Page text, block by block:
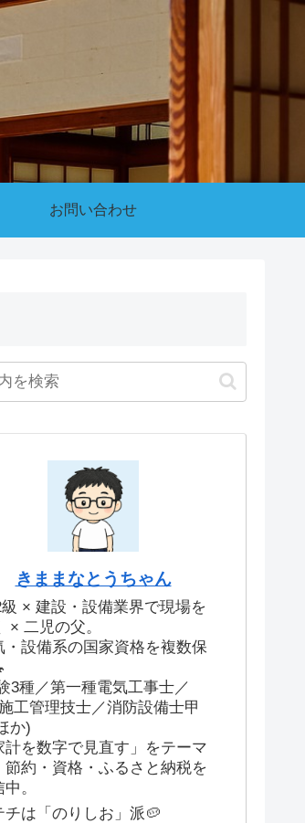
お問い合わせ
きままなとうちゃん
級 × 建設・設備業界で現場を
× 二児の父。
・設備系の国家資格を複数保
3種／第一種電気工事士／
工管理技士／消防設備士甲
か)
計を数字で見直す」をテーマ
節約・資格・ふるさと納税を
。
チは「のりしお」派🥔